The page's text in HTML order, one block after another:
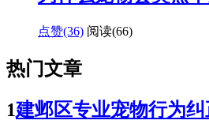
点赞(36) 阅读(66)
热门文章
1建邺区专业宠物行为